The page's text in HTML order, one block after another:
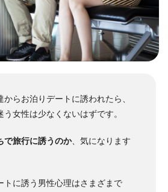
らお泊りデートに誘われたら、
女性は少なくないはずです。
で旅行に誘うのか、気になります
トに誘う男性心理はさまざまで